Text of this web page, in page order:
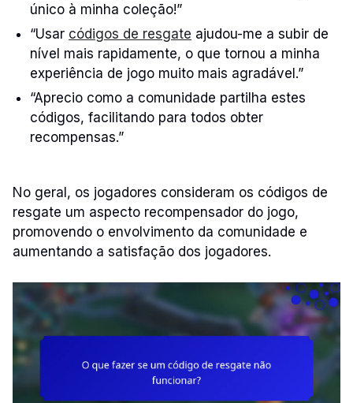
único à minha coleção!”
“Usar códigos de resgate ajudou-me a subir de
nível mais rapidamente, o que tornou a minha
experiência de jogo muito mais agradável.”
“Aprecio como a comunidade partilha estes
códigos, facilitando para todos obter
recompensas.”
No geral, os jogadores consideram os códigos de
resgate um aspecto recompensador do jogo,
promovendo o envolvimento da comunidade e
aumentando a satisfação dos jogadores.